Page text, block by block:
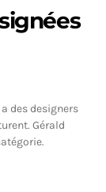
des designers
Gérald